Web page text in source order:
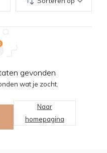
gevonden
wat je zocht.
Naar
homepagina